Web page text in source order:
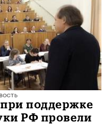
поддержке
РФ провели